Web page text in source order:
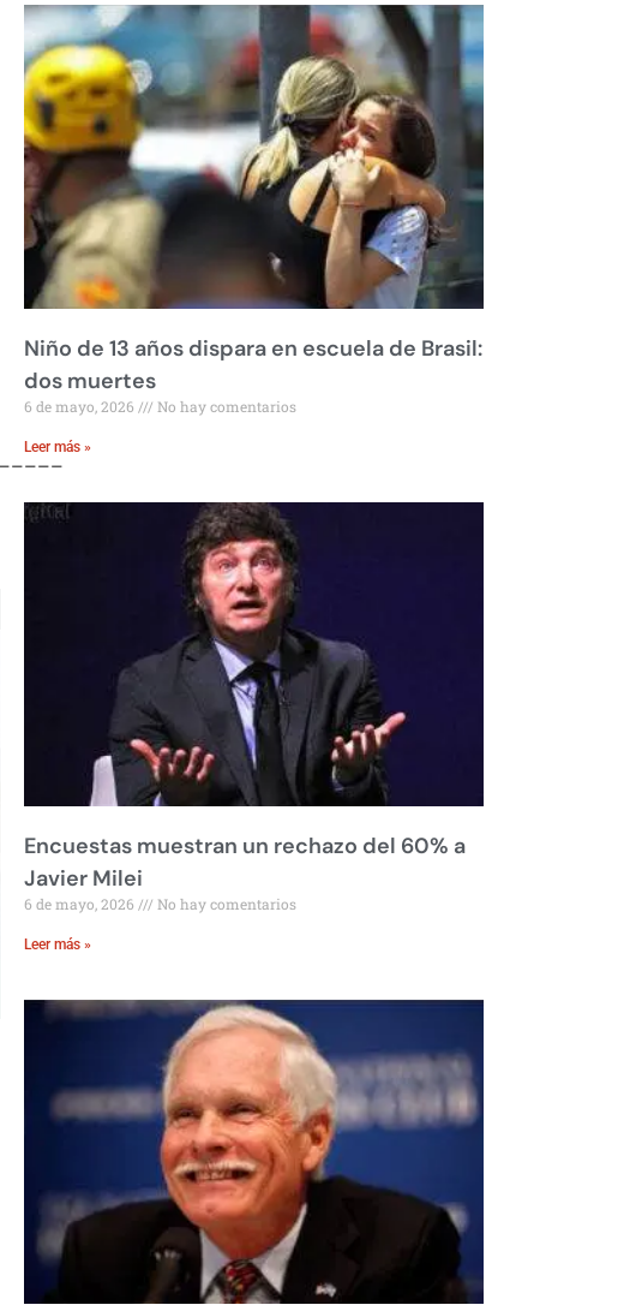
Niño de 13 años dispara en escuela de Brasil:
dos muertes
6 de mayo, 2026 No hay comentarios
Leer más »
Encuestas muestran un rechazo del 60% a
Javier Milei
6 de mayo, 2026 No hay comentarios
Leer más »